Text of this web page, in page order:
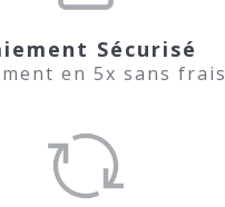
Sécurisé
en 5x sans frais